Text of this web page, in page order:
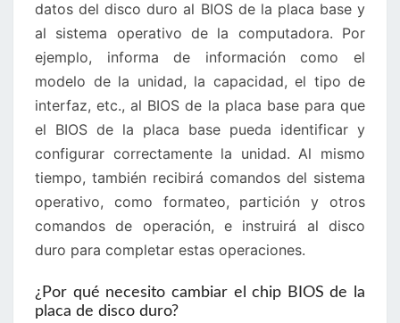
datos del disco duro al BIOS de la placa base y
al sistema operativo de la computadora. Por
ejemplo, informa de información como el
modelo de la unidad, la capacidad, el tipo de
interfaz, etc., al BIOS de la placa base para que
el BIOS de la placa base pueda identificar y
configurar correctamente la unidad. Al mismo
tiempo, también recibirá comandos del sistema
operativo, como formateo, partición y otros
comandos de operación, e instruirá al disco
duro para completar estas operaciones.
¿Por qué necesito cambiar el chip BIOS de la
placa de disco duro?